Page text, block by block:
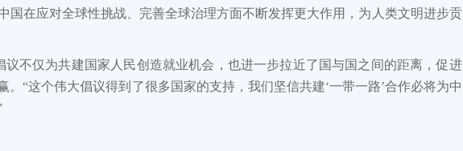
国在应对全球性挑战、完善全球治理方面不断发挥更大作用，为人类文明进步贡
议不仅为共建国家人民创造就业机会，也进一步拉近了国与国之间的距离，促进
。“这个伟大倡议得到了很多国家的支持，我们坚信共建‘一带一路’合作必将为中